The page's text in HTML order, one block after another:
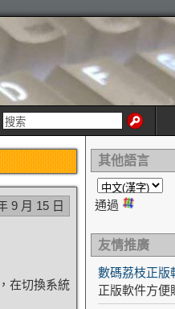
9 月 15 日
在切換系統
其他語言
通過
友情推廣
數碼荔枝正版
正版軟件方便